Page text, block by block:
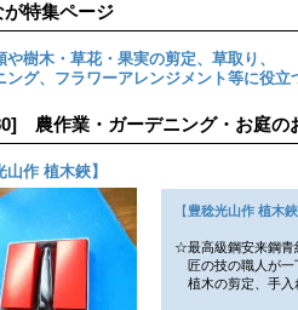
が特集ページ
や樹木・草花・果実の剪定、草取り、
ング、フラワーアレンジメント等に役立
農作業・ガーデニング・お庭
山作 植木鋏】
【豊稔光山作 植木
☆最高級鋼安来鋼青
匠の技の職人が一
植木の剪定、手入